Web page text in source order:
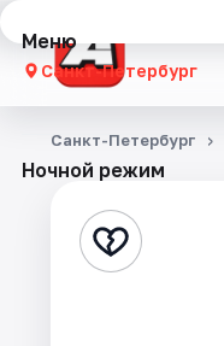
Меню
Санкт-Петербург
Концерты
Стендап
Ночной режим
Санкт-Петербург